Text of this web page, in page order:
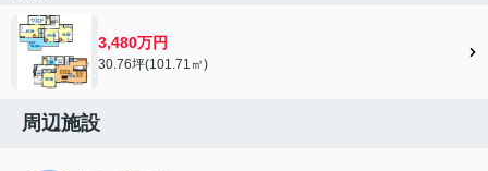
3,480万円
30.76坪(101.71㎡)
周辺施設